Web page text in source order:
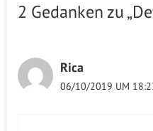
2 Gedanken zu
Rica
06/10/2019 UM